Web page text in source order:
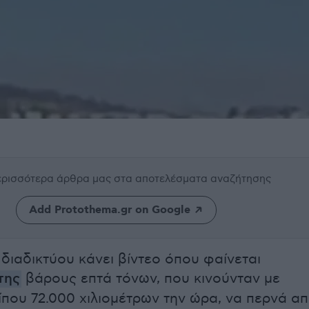
άρθρα μας στα αποτελέσματα αναζήτησης
Add Protothema.gr on Google
κάνει βίντεο όπου φαίνεται
βάρους επτά τόνων, που κινούνταν με
72.000 χιλιομέτρων την ώρα, να περνά